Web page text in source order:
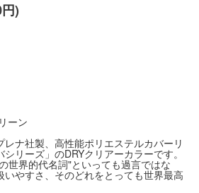
)
ーン
レナ社製、高性能ポリエステルカバーリ
リーズ」のDRYクリアーカラーです。
世界的代名詞"といっても過言ではな
いやすさ、そのどれをとっても世界最高